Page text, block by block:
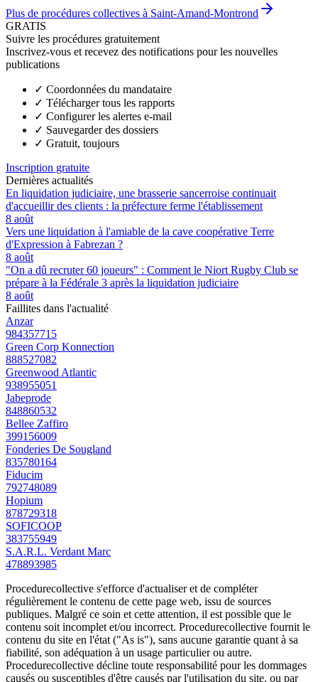
Plus de procédures collectives à Saint-Amand-Montrond
GRATIS
Suivre les procédures gratuitement
Inscrivez-vous et recevez des notifications pour les nouvelles
publications
✓ Coordonnées du mandataire
✓ Télécharger tous les rapports
✓ Configurer les alertes e-mail
✓ Sauvegarder des dossiers
✓ Gratuit, toujours
Inscription gratuite
Dernières actualités
En liquidation judiciaire, une brasserie sancerroise continuait
d'accueillir des clients : la préfecture ferme l'établissement
8 août
Vers une liquidation à l'amiable de la cave coopérative Terre
d'Expression à Fabrezan ?
8 août
"On a dû recruter 60 joueurs" : Comment le Niort Rugby Club se
prépare à la Fédérale 3 après la liquidation judiciaire
8 août
Faillites dans l'actualité
Anzar
984357715
Green Corp Konnection
888527082
Greenwood Atlantic
938955051
Jabeprode
848860532
Bellee Zaffiro
399156009
Fonderies De Sougland
835780164
Fiducim
792748089
Hopium
878729318
SOFICOOP
383755949
S.A.R.L. Verdant Marc
478893985
Procedurecollective s'efforce d'actualiser et de compléter
régulièrement le contenu de cette page web, issu de sources
publiques. Malgré ce soin et cette attention, il est possible que le
contenu soit incomplet et/ou incorrect. Procedurecollective fournit le
contenu du site en l'état ("As is"), sans aucune garantie quant à sa
fiabilité, son adéquation à un usage particulier ou autre.
Procedurecollective décline toute responsabilité pour les dommages
causés ou susceptibles d'être causés par l'utilisation du site, ou par